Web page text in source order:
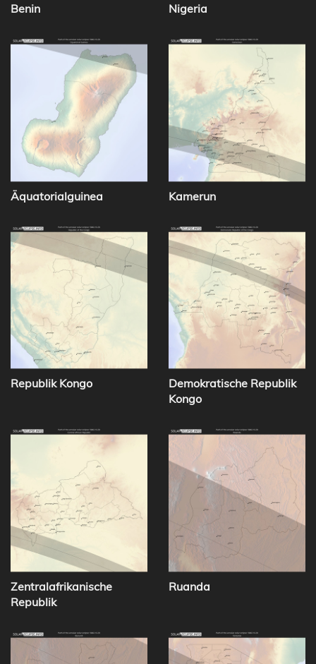
Benin Nigeria
Äquatorialguinea Kamerun
Republik Kongo
Demokratische Republik
Kongo
Zentralafrikanische
Republik
Ruanda